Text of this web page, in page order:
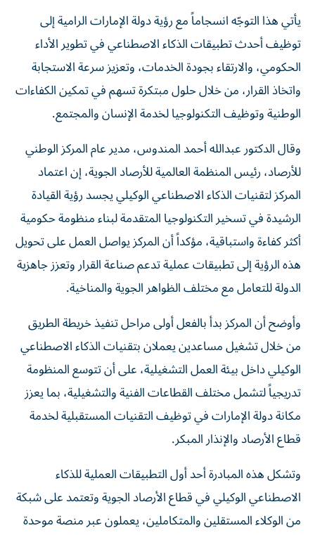
يأتي هذا التوجّه انسجاماً مع رؤية دولة الإمارات الرامية إلى
توظيف أحدث تطبيقات الذكاء الاصطناعي في تطوير الأداء
الحكومي، والارتقاء بجودة الخدمات، وتعزيز سرعة الاستجابة
واتخاذ القرار، من خلال حلول مبتكرة تسهم في تمكين الكفاءات
الوطنية وتوظيف التكنولوجيا لخدمة الإنسان والمجتمع.
وقال الدكتور عبدالله أحمد المندوس، مدير عام المركز الوطني
للأرصاد، رئيس المنظمة العالمية للأرصاد الجوية، إن اعتماد
المركز لتقنيات الذكاء الاصطناعي الوكيلي يجسد رؤية القيادة
الرشيدة في تسخير التكنولوجيا المتقدمة لبناء منظومة حكومية
أكثر كفاءة واستباقية، مؤكداً أن المركز يواصل العمل على تحويل
هذه الرؤية إلى تطبيقات عملية تدعم صناعة القرار وتعزز جاهزية
الدولة للتعامل مع مختلف الظواهر الجوية والمناخية.
وأوضح أن المركز بدأ بالفعل أولى مراحل تنفيذ خريطة الطريق
من خلال تشغيل مساعدين يعملان بتقنيات الذكاء الاصطناعي
الوكيلي داخل بيئة العمل التشغيلية، على أن تتوسع المنظومة
تدريجياً لتشمل مختلف القطاعات الفنية والتشغيلية، بما يعزز
مكانة دولة الإمارات في توظيف التقنيات المستقبلية لخدمة
قطاع الأرصاد والإنذار المبكر.
وتشكل هذه المبادرة أحد أول التطبيقات العملية للذكاء
الاصطناعي الوكيلي في قطاع الأرصاد الجوية وتعتمد على شبكة
من الوكلاء المستقلين والمتكاملين، يعملون عبر منصة موحدة